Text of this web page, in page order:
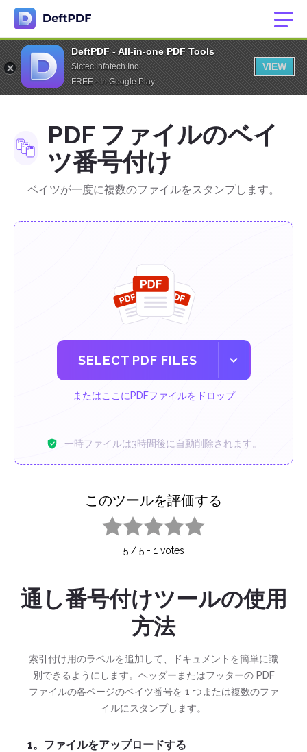
DeftPDF - All-in-one PDF Tools
Sictec Infotech Inc.
FREE - In Google Play
VIEW
PDF ファイルのベイ
ツ番号付け
ベイツが一度に複数のファイルをスタンプします。
SELECT PDF FILES
またはここにPDFファイルをドロップ
一時ファイルは3時間後に自動削除されます。
このツールを評価する
5/ 5- 1 votes
通し番号付けツールの使用
方法
索引付け用のラベルを追加して、ドキュメントを簡単に識
別できるようにします。ヘッダーまたはフッターの PDF
ファイルの各ページのベイツ番号を 1 つまたは複数のファ
イルにスタンプします。
1。ファイルをアップロードする